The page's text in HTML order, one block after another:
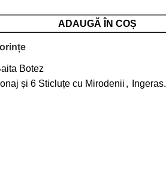
ADAUGĂ ÎN COȘ
Botez
și 6 Sticluțe cu Mirodenii , Ingeras.